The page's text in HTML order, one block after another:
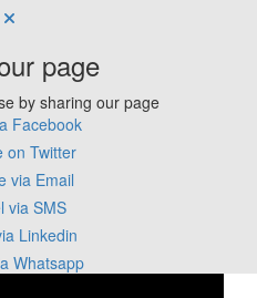
page
by sharing our page
Facebook
on Twitter
via Email
via SMS
Linkedin
Whatsapp